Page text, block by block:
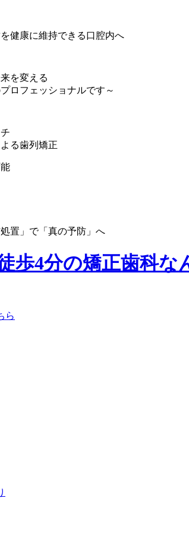
健康に維持できる口腔内へ
を変える
ロフェッショナルです～
る歯列矯正
置」で「真の予防」へ
歩4分の矯正歯科な
ら